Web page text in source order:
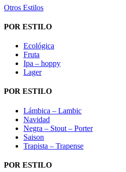
Otros Estilos
POR ESTILO
Ecológica
Fruta
Ipa – hoppy
Lager
POR ESTILO
Lámbica – Lambic
Navidad
Negra – Stout – Porter
Saison
Trapista – Trapense
POR ESTILO